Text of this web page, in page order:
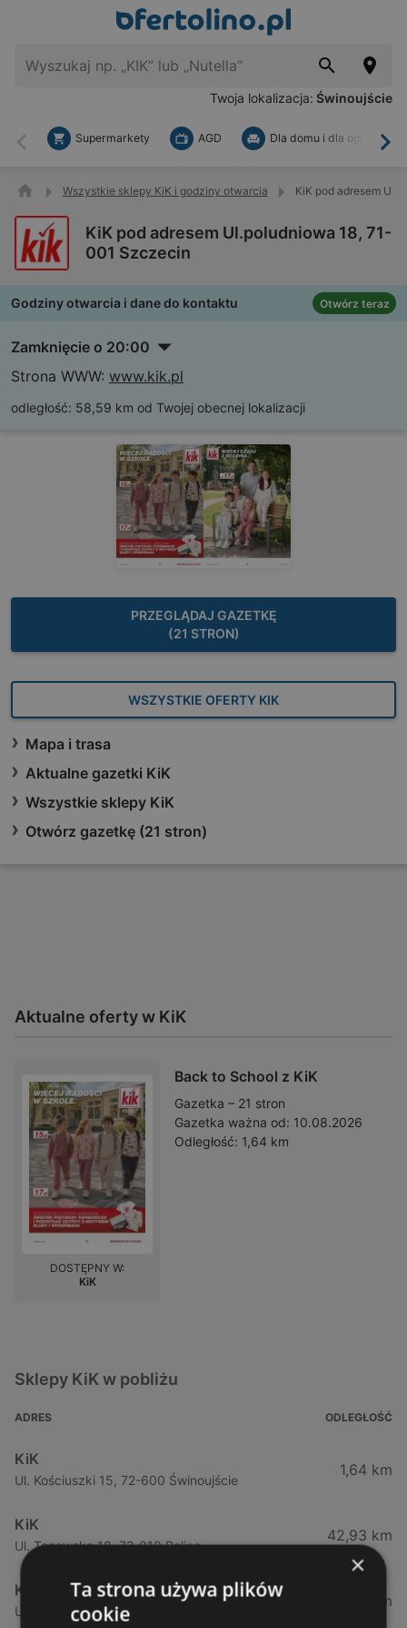
Twoja lokalizacja: Świnoujście
Wstecz
Supermarkety AGD Dla domu i dla ogrodu
Wszystkie sklepy KiK i godziny otwarcia KiK pod adresem
KiK pod adresem Ul.poludniowa 18, 71-
001 Szczecin
Godziny otwarcia i dane do kontaktu Otwórz teraz
Zamknięcie o 20:00
Strona WWW: www.kik.pl
odległość: 58,59 km od Twojej obecnej lokalizacji
PRZEGLĄDAJ GAZETKĘ
(21 STRON)
WSZYSTKIE OFERTY KIK
Mapa i trasa
Aktualne gazetki KiK
Wszystkie sklepy KiK
Otwórz gazetkę (21 stron)
Aktualne oferty w KiK
Back to School z KiK
Gazetka – 21 stron
Gazetka ważna od: 10.08.2026
Odległość: 1,64 km
DOSTĘPNY W:
KiK
Sklepy KiK w pobliżu
ADRES ODLEGŁOŚĆ
KiK
Ul. Kościuszki 15, 72-600 Świnoujście
1,64 km
KiK
Ul. Tanowska 18, 72-010 Police
42,93 km
KiK
Ul. Dworcowa 9, 72-100 Goleniow
53,64 km
×
Ta strona używa plików
cookie